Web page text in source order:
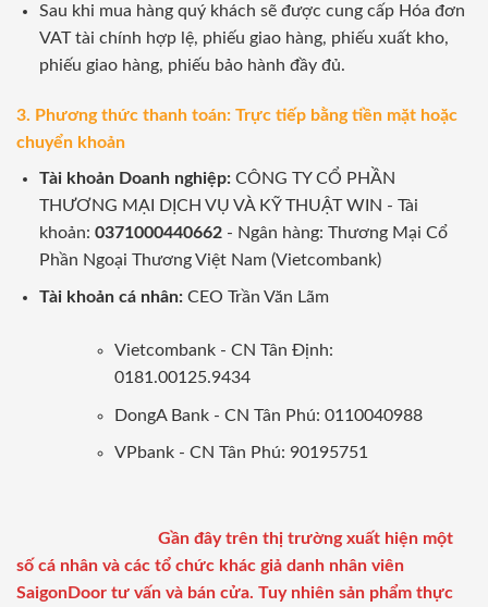
Sau khi mua hàng quý khách sẽ được cung cấp Hóa đơn
VAT tài chính hợp lệ, phiếu giao hàng, phiếu xuất kho,
phiếu giao hàng, phiếu bảo hành đầy đủ.
3. Phương thức thanh toán: Trực tiếp bằng tiền mặt hoặc
chuyển khoản
Tài khoản Doanh nghiệp:CÔNG TY CỔ PHẦN
THƯƠNG MẠI DỊCH VỤ VÀ KỸ THUẬT WIN - Tài
khoản: 0371000440662- Ngân hàng: Thương Mại Cổ
Phần Ngoại Thương Việt Nam (Vietcombank)
Tài khoản cá nhân: CEO Trần Văn Lãm
Vietcombank - CN Tân Định:
0181.00125.9434
DongA Bank - CN Tân Phú: 0110040988
VPbank - CN Tân Phú: 90195751
Gần đây trên thị trường xuất hiện một
số cá nhân và các tổ chức khác giả danh nhân viên
SaigonDoor tư vấn và bán cửa. Tuy nhiên sản phẩm thực